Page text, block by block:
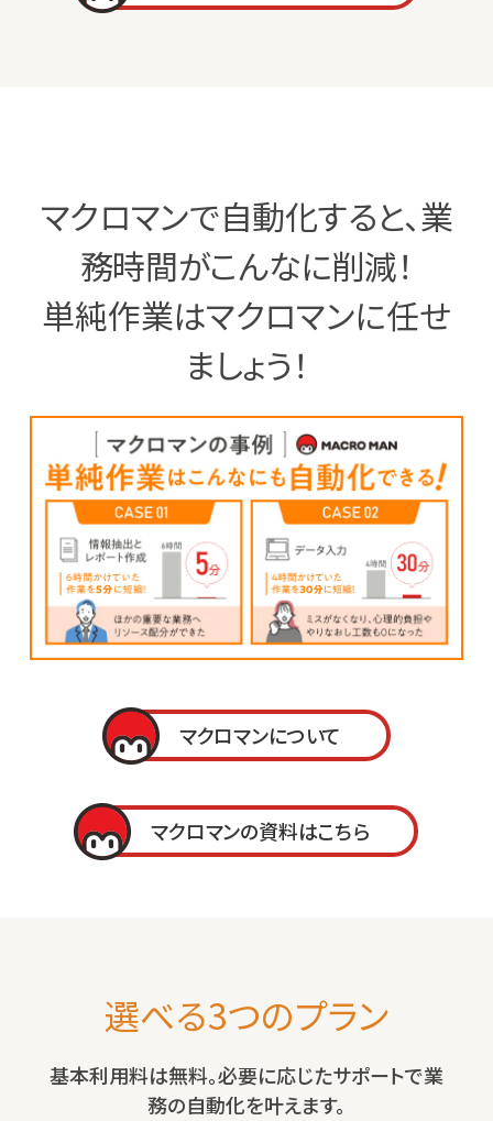
マクロマンで自動化すると、業
務時間がこんなに削減！
単純作業はマクロマンに任せ
ましょう！
マクロマンについて
マクロマンの資料はこちら
選べる3つのプラン
基本利用料は無料。必要に応じたサポートで業
務の自動化を叶えます。